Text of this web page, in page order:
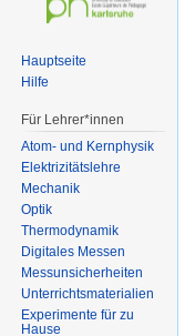
Hauptseite
Hilfe
Für Lehrer*innen
Atom- und Kernphysik
Elektrizitätslehre
Mechanik
Optik
Thermodynamik
Digitales Messen
Messunsicherheiten
Unterrichtsmaterialien
Experimente für zu
Hause